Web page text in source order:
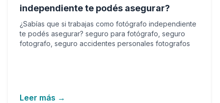
independiente te podés asegurar?
¿Sabías que si trabajas como fotógrafo independiente
te podés asegurar? seguro para fotógrafo, seguro
fotografo, seguro accidentes personales fotografos
Leer más →